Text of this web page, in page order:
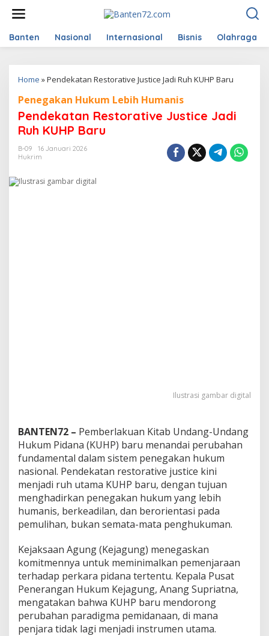
t
Banten Nasional Internasional Bisnis Olahraga
Home »Pendekatan Restorative Justice Jadi Ruh KUHP Baru
Penegakan Hukum Lebih Humanis
Pendekatan Restorative Justice Jadi
Ruh KUHP Baru
B-09
16 Januari 2026
Hukrim
Ilustrasi gambar digital
BANTEN72 – Pemberlakuan Kitab Undang-Undang
Hukum Pidana (KUHP) baru menandai perubahan
fundamental dalam sistem penegakan hukum
nasional. Pendekatan restorative justice kini
menjadi ruh utama KUHP baru, dengan tujuan
menghadirkan penegakan hukum yang lebih
humanis, berkeadilan, dan berorientasi pada
pemulihan, bukan semata-mata penghukuman.
Kejaksaan Agung (Kejagung) menegaskan
komitmennya untuk meminimalkan pemenjaraan
terhadap perkara pidana tertentu. Kepala Pusat
Penerangan Hukum Kejagung, Anang Supriatna,
mengatakan bahwa KUHP baru mendorong
perubahan paradigma pemidanaan, di mana
penjara tidak lagi menjadi instrumen utama.